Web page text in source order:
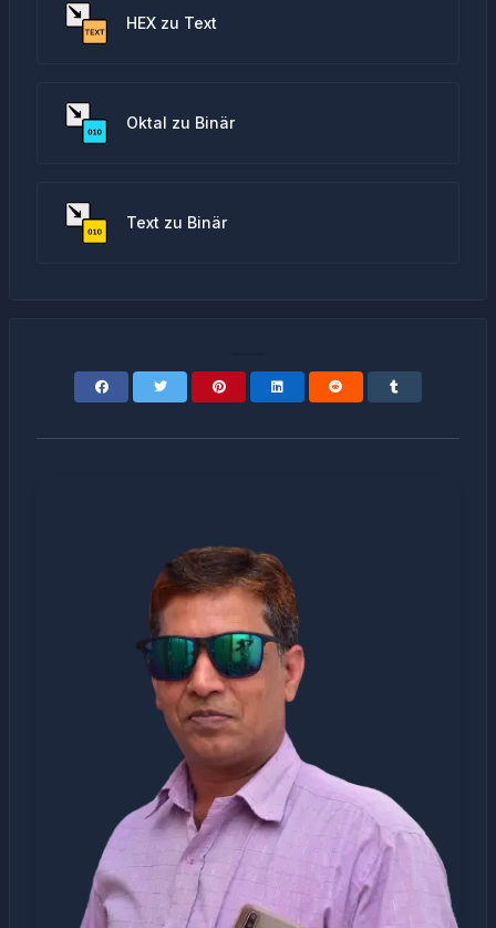
HEX zu Text
Oktal zu Binär
Text zu Binär